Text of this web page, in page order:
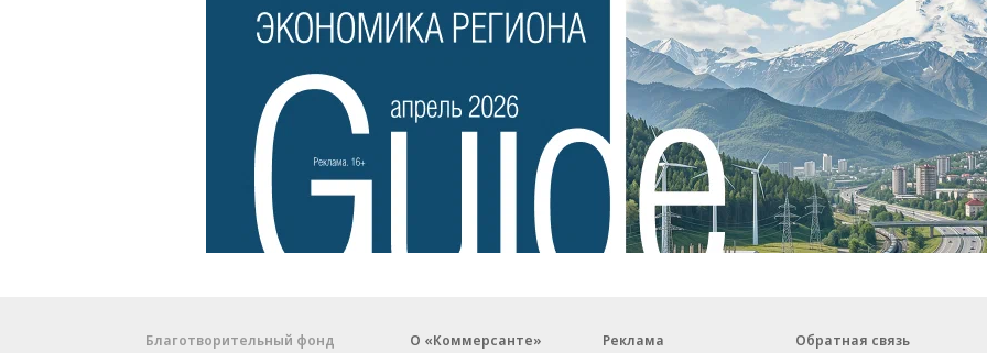
Благотворительный фонд О «Коммерсанте» Реклама Обратная связь